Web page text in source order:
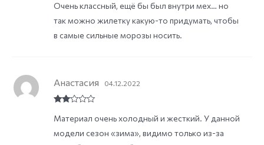
of 5
Очень классный, ещё бы был внутри мех… но
так можно жилетку какую-то придумать, чтобы
в самые сильные морозы носить.
d2
of 5
Анастасия 04.12.2022
Материал очень холодный и жесткий. У данной
модели сезон «зима», видимо только из-за